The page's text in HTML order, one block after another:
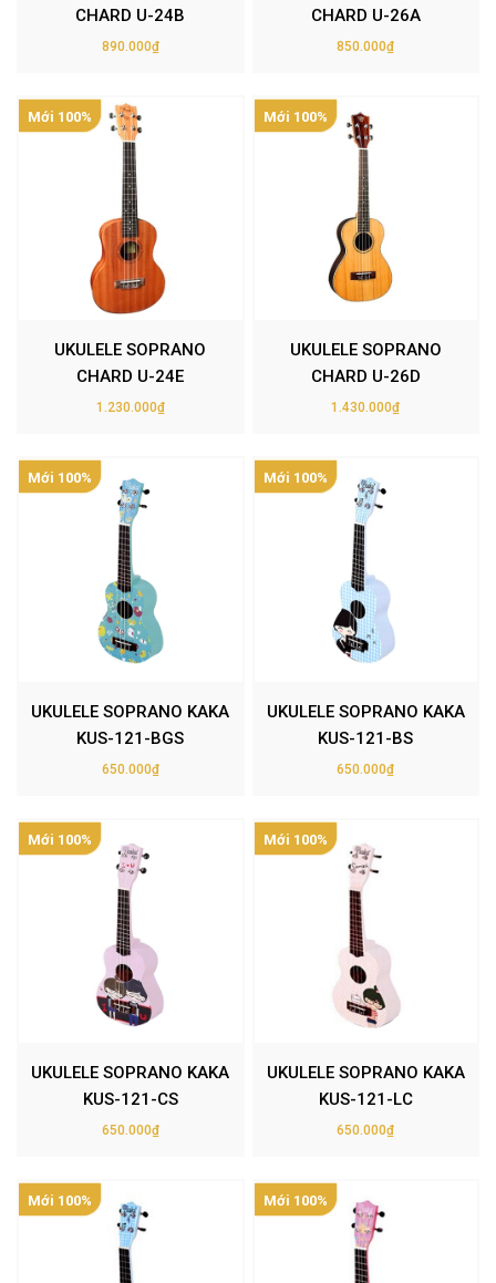
CHARD U-24B
890.000₫
CHARD U-26A
850.000₫
Mới 100%
UKULELE SOPRANO
CHARD U-24E
1.230.000₫
Mới 100%
UKULELE SOPRANO
CHARD U-26D
1.430.000₫
Mới 100%
UKULELE SOPRANO KAKA
KUS-121-BGS
650.000₫
Mới 100%
UKULELE SOPRANO KAKA
KUS-121-BS
650.000₫
Mới 100%
UKULELE SOPRANO KAKA
KUS-121-CS
650.000₫
Mới 100%
UKULELE SOPRANO KAKA
KUS-121-LC
650.000₫
Mới 100% Mới 100%